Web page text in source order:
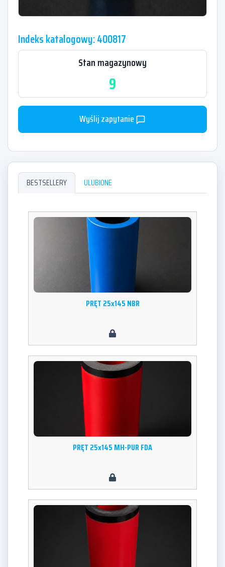
Indeks katalogowy: 400817
Stan magazynowy
9
Wyślij zapytanie
BESTSELLERY ULUBIONE
PRĘT 25x145 NBR
PRĘT 25x145 MH-PUR FDA